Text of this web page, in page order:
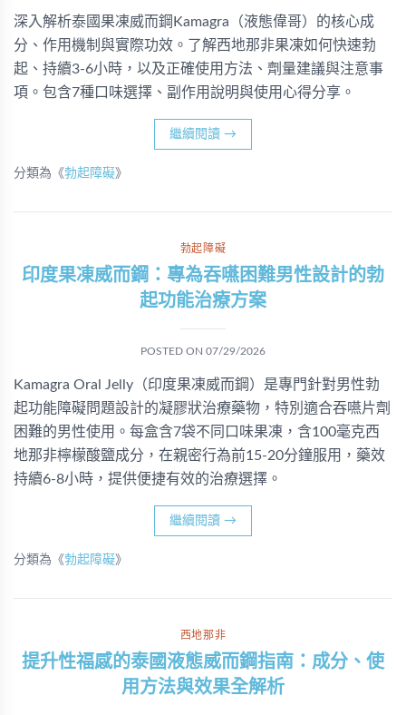
深入解析泰國果凍威而鋼Kamagra（液態偉哥）的核心成
分、作用機制與實際功效。了解西地那非果凍如何快速勃
起、持續3-6小時，以及正確使用方法、劑量建議與注意事
項。包含7種口味選擇、副作用說明與使用心得分享。
繼續閱讀 →
分類為《勃起障礙》
勃起障礙
印度果凍威而鋼：專為吞嚥困難男性設計的勃
起功能治療方案
POSTED ON 07/29/2026
Kamagra Oral Jelly（印度果凍威而鋼）是專門針對男性勃
起功能障礙問題設計的凝膠狀治療藥物，特別適合吞嚥片劑
困難的男性使用。每盒含7袋不同口味果凍，含100毫克西
地那非檸檬酸鹽成分，在親密行為前15-20分鐘服用，藥效
持續6-8小時，提供便捷有效的治療選擇。
繼續閱讀 →
分類為《勃起障礙》
西地那非
提升性福感的泰國液態威而鋼指南：成分、使
用方法與效果全解析